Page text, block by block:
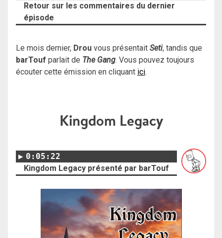
Retour sur les commentaires du dernier
épisode
Le mois dernier, Drou vous présentait Seti, tandis que
barTouf parlait de The Gang. Vous pouvez toujours
écouter cette émission en cliquant ici.
Kingdom Legacy
0:05:22
Kingdom Legacy présenté par barTouf